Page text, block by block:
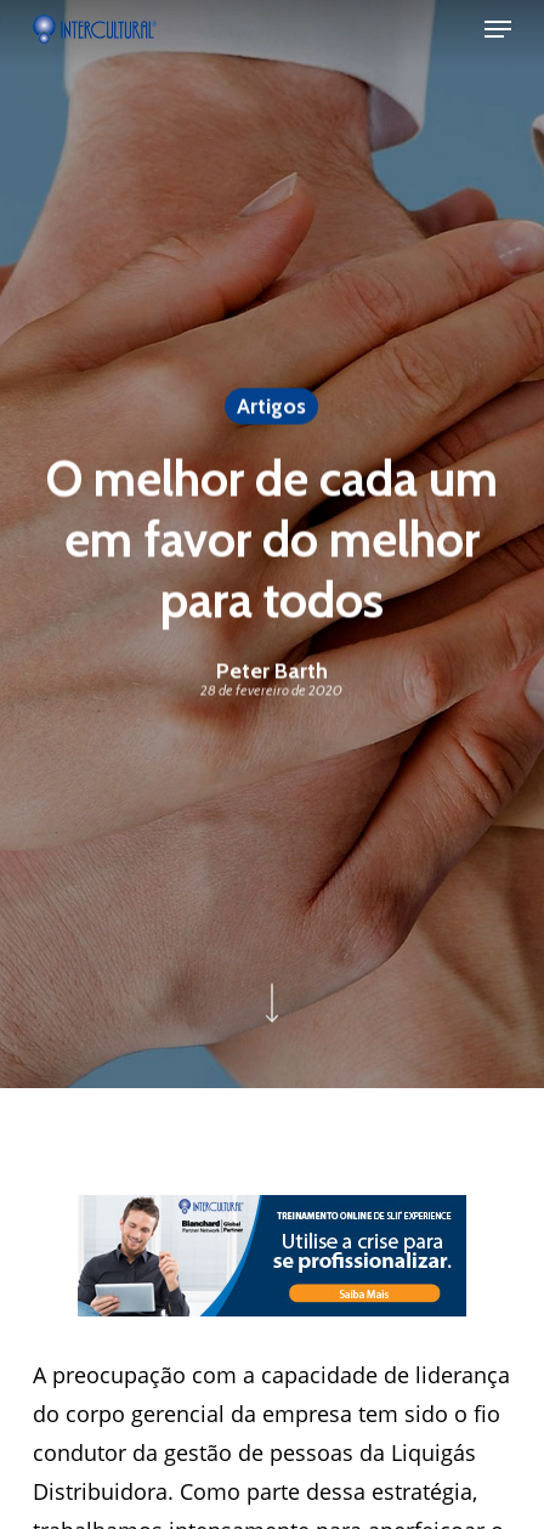
Skip
content
Menu
Artigos
O melhor de cada um
em favor do melhor
para todos
Peter Barth
28 de fevereiro de 2020
A preocupação com a capacidade de liderança
do corpo gerencial da empresa tem sido o fio
condutor da gestão de pessoas da Liquigás
Distribuidora. Como parte dessa estratégia,